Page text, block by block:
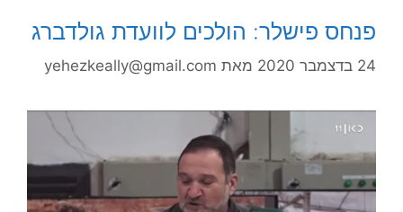
פנחס פישלר: הולכים לוועדת גולדברג
24 בדצמבר 2020 מאת yehezkeally@gmail.com